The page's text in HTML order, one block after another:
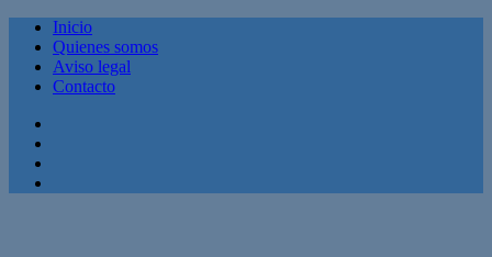
Inicio
Quienes somos
Aviso legal
Contacto